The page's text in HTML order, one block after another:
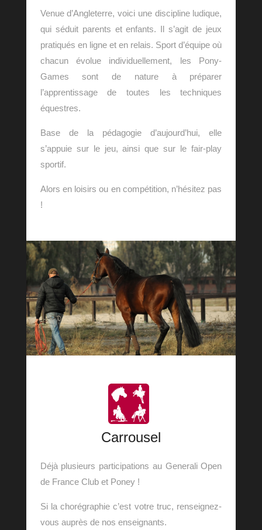
Venue d’Angleterre, voici une discipline ludique,
qui séduit parents et enfants. Il s’agit de jeux
pratiqués en ligne et en relais. Sport d’équipe où
chacun évolue individuellement, les Pony-
Games sont de nature à préparer
l’apprentissage de toutes les techniques
équestres.
Base de la pédagogie d’aujourd’hui, elle
s’appuie sur le jeu, ainsi que sur le fair-play
sportif.
Alors en loisirs ou en compétition, n’hésitez pas
!
Carrousel
Déjà plusieurs participations au Generali Open
de France Club et Poney !
Si la chorégraphie c’est votre truc, renseignez-
vous auprès de nos enseignants.